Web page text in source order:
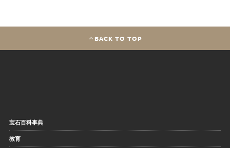
BACK TO TOP
宝石百科事典
教育